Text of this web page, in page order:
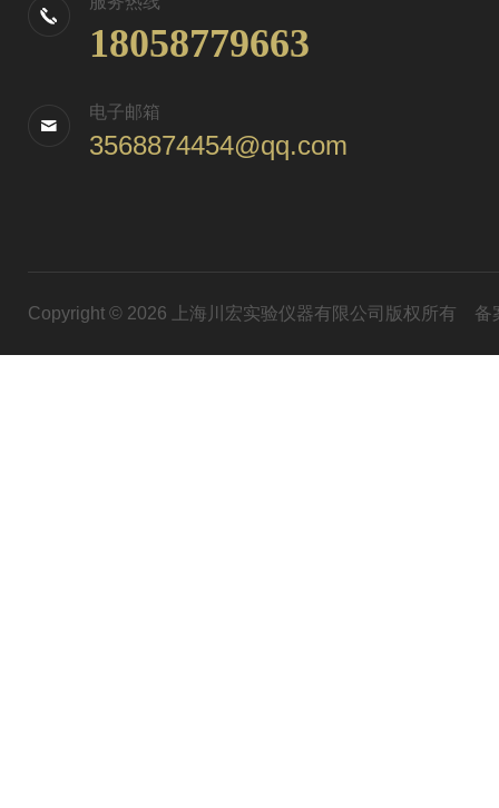
18058779663
电子邮箱
3568874454@qq.com
Copyright © 2026 上海川宏实验仪器有限公司版权所有 备